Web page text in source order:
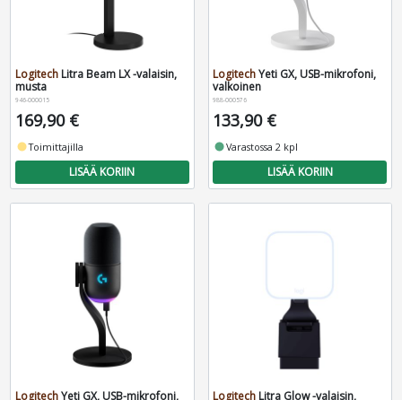
Logitech Litra Beam LX -valaisin,
musta
946-000015
169,90 €
fiber_manual_recordToimittajilla
LISÄÄ KORIIN
LogitechYeti GX, USB-mikrofoni,
valkoinen
988-000576
133,90 €
fiber_manual_recordVarastossa 2 kpl
LISÄÄ KORIIN
LogitechYeti GX, USB-mikrofoni, Logitech Litra Glow -valaisin,